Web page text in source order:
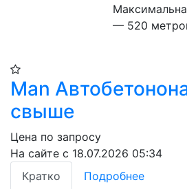
— 520
Man
свыше
Цена по запросу
На сайте с 18.07.2026 05:34
Кратко
Подробнее